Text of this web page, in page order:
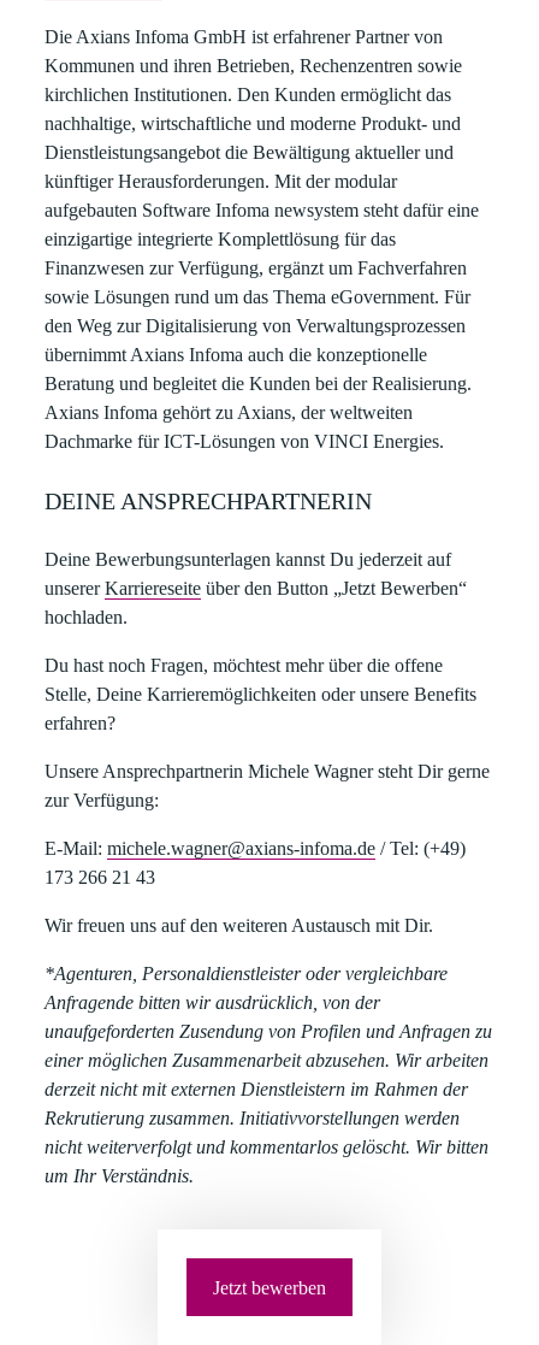
Die Axians Infoma GmbH ist erfahrener Partner von
Kommunen und ihren Betrieben, Rechenzentren sowie
kirchlichen Institutionen. Den Kunden ermöglicht das
nachhaltige, wirtschaftliche und moderne Produkt- und
Dienstleistungsangebot die Bewältigung aktueller und
künftiger Herausforderungen. Mit der modular
aufgebauten Software Infoma newsystem steht dafür eine
einzigartige integrierte Komplettlösung für das
Finanzwesen zur Verfügung, ergänzt um Fachverfahren
sowie Lösungen rund um das Thema eGovernment. Für
den Weg zur Digitalisierung von Verwaltungsprozessen
übernimmt Axians Infoma auch die konzeptionelle
Beratung und begleitet die Kunden bei der Realisierung.
Axians Infoma gehört zu Axians, der weltweiten
Dachmarke für ICT-Lösungen von VINCI Energies.
DEINE ANSPRECHPARTNERIN
Deine Bewerbungsunterlagen kannst Du jederzeit auf
unsererKarriereseite über den Button „Jetzt Bewerben“
hochladen.​
​Du hast noch Fragen, möchtest mehr über die offene
Stelle, Deine Karrieremöglichkeiten oder unsere Benefits
erfahren?​
Unsere AnsprechpartnerinMichele Wagnersteht Dir gerne
zur Verfügung:​
E-Mail:michele.wagner@axians-infoma.de /Tel:(+49)
173 266 21 43
Wir freuen uns auf den weiteren Austausch mit Dir.
*Agenturen, Personaldienstleister oder vergleichbare
Anfragende bitten wir ausdrücklich, von der
unaufgeforderten Zusendung von Profilen und Anfragen zu
einer möglichen Zusammenarbeit abzusehen. Wir arbeiten
derzeit nicht mit externen Dienstleistern im Rahmen der
Rekrutierung zusammen. Initiativvorstellungen werden
nicht weiterverfolgt und kommentarlos gelöscht. Wir bitten
um Ihr Verständnis.
Jetzt bewerben